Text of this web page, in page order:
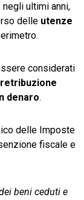
ultimi anni,
delle utenze
considerati
denaro.
delle Imposte
fiscale e
beni ceduti e